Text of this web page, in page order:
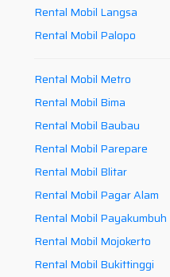
Rental Mobil Langsa
Rental Mobil Palopo
Rental Mobil Metro
Rental Mobil Bima
Rental Mobil Baubau
Rental Mobil Parepare
Rental Mobil Blitar
Rental Mobil Pagar Alam
Rental Mobil Payakumbuh
Rental Mobil Mojokerto
Rental Mobil Bukittinggi